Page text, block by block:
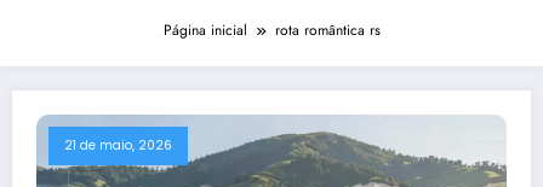
Página inicial rota romântica rs
21 de maio, 2026